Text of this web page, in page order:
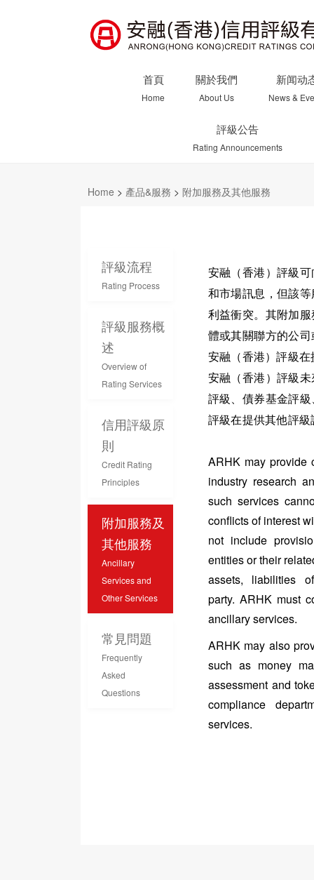
首頁
Home
關於我們
About Us
新闻动
News &
評級公告
Rating Announcements
Home > 產品&服務 > 附加服務及其他服務
評級流程
Rating Process
評級服務概
述
Overview of
Rating Services
信用評級原
則
Credit Rating
Principles
附加服務及
其他服務
Ancillary
Services and
Other Services
常見問題
Frequently
Asked
Questions
安融（香港）評級可
和市場訊息，但該
利益衝突。其附加
體或其關聯方的公
安融（香港）評級在
安融（香港）評級
評級、債券基金評
評級在提供其他評
ARHK may provide
industry research
such services
conflicts of interest
not include
entities or their
assets, liabilities
party. ARHKmust
ancillary services.
ARHKmay also
such as money
assessment and
compliance
services.